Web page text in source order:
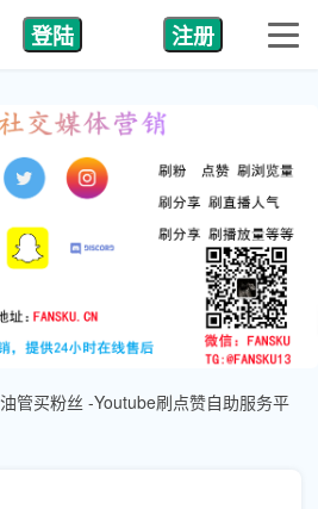
登陆 注册
管买粉丝 -Youtube刷点赞自助服务平